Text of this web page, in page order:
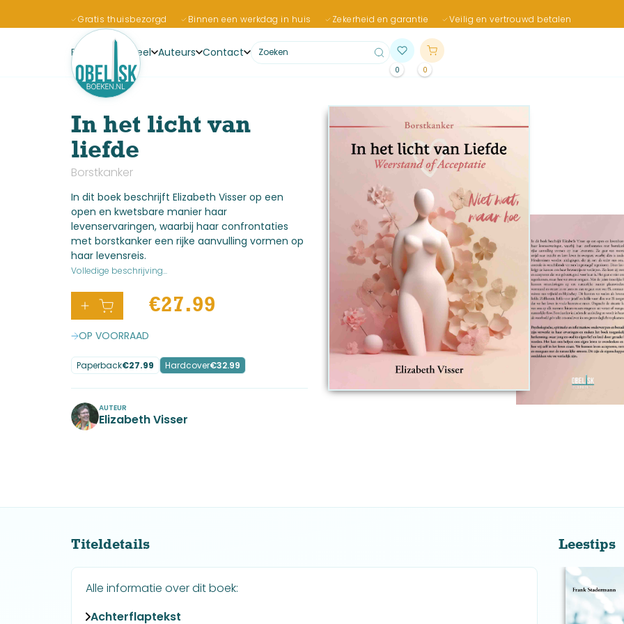
Gratis thuisbezorgd Binnen een werkdag in huis Zekerheid en garantie Veilig en vertrouwd betalen
Boeken Actueel Auteurs Contact
0 0
In het licht van
liefde
Borstkanker
In dit boek beschrijft Elizabeth Visser op een
open en kwetsbare manier haar
levenservaringen, waarbij haar confrontaties
met borstkanker een rijke aanvulling vormen op
haar levensreis.
Volledige beschrijving...
OP VOORRAAD
€27.99
Paperback€27.99 Hardcover€32.99
AUTEUR
Elizabeth Visser
Titeldetails
Alle informatie over dit boek:
Achterflaptekst
Leestips